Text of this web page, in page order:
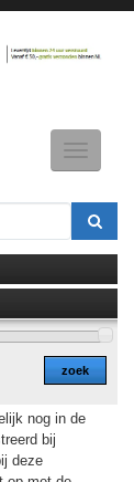
Toggle
▼
▼
zoek
nog in de
bij
deze